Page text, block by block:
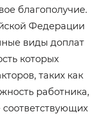
благополучие.
Федерации
виды доплат
которых
таких как
работника,